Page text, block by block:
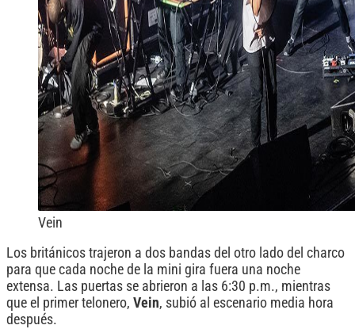
Vein
Los británicos trajeron a dos bandas del otro lado del charco
para que cada noche de la mini gira fuera una noche
extensa. Las puertas se abrieron a las 6:30 p.m., mientras
que el primer telonero, Vein, subió al escenario media hora
después.